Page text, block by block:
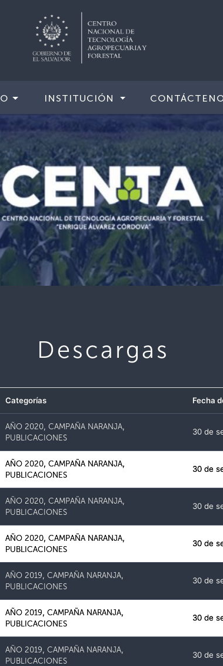
INSTITUCIÓN
Descargas
Categorías Fecha
AÑO 2020,CAMPAÑA NARANJA,
PUBLICACIONES
30 de
AÑO 2020,CAMPAÑA NARANJA,
PUBLICACIONES
30 de
AÑO 2020,CAMPAÑA NARANJA,
PUBLICACIONES
30 de
AÑO 2020,CAMPAÑA NARANJA,
PUBLICACIONES
30 de
AÑO 2019,CAMPAÑA NARANJA,
PUBLICACIONES
30 de
AÑO 2019,CAMPAÑA NARANJA,
PUBLICACIONES
30 de
AÑO 2019,CAMPAÑA NARANJA,
PUBLICACIONES
30 de